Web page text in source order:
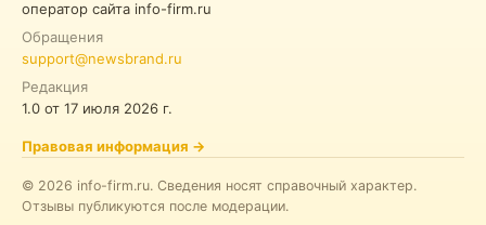
оператор сайта info-firm.ru
Обращения
support@newsbrand.ru
Редакция
1.0 от 17 июля 2026 г.
Правовая информация →
© 2026 info-firm.ru. Сведения носят справочный характер.
Отзывы публикуются после модерации.